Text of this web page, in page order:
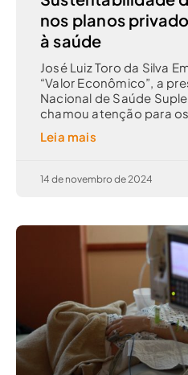
nos planos
à saúde
José Luiz Toro da Silva
“Valor Econômico”, a
Nacional de Saúde
chamou atenção para
Leia mais
14 de novembro de 2024